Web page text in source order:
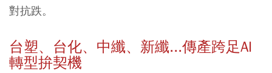
對抗跌。
台塑、台化、中纖、新纖...傳產跨足AI
轉型拚契機